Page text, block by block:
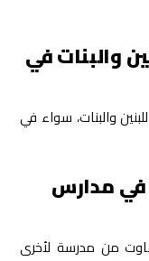
والبنات في
والبنات، سواء في
مدارس
من مدرسة لأخرى